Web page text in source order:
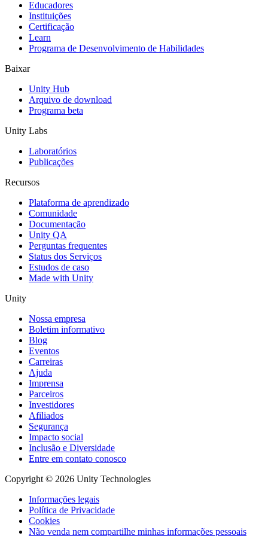
Jogos XR
Lance jogos XR em várias plataformas
Jogos com multijogador
Educadores
Instituições
Certificação
Learn
Programa de Desenvolvimento de Habilidades
Baixar
Unity Hub
Arquivo de download
Programa beta
Unity Labs
Laboratórios
Publicações
Recursos
Plataforma de aprendizado
Comunidade
Documentação
Unity QA
Perguntas frequentes
Status dos Serviços
Estudos de caso
Made with Unity
Unity
Nossa empresa
Boletim informativo
Blog
Eventos
Carreiras
Ajuda
Imprensa
Parceiros
Investidores
Afiliados
Segurança
Impacto social
Inclusão e Diversidade
Entre em contato conosco
Copyright © 2026 Unity Technologies
Informações legais
Política de Privacidade
Cookies
Não venda nem compartilhe minhas informações pessoais